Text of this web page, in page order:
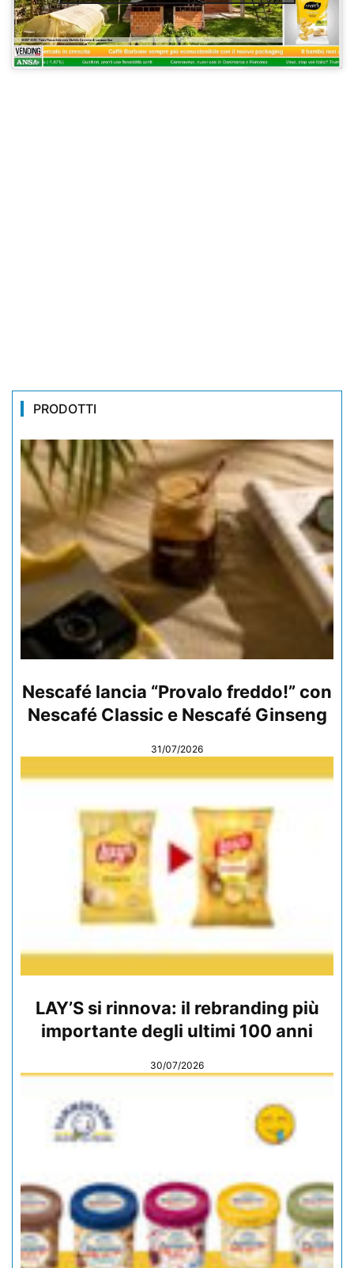
PRODOTTI
Nescafé lancia “Provalo freddo!” con
Nescafé Classic e Nescafé Ginseng
31/07/2026
LAY’S si rinnova: il rebranding più
importante degli ultimi 100 anni
30/07/2026